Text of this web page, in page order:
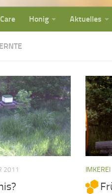
Honig Aktuelles
2011 IMKEREI